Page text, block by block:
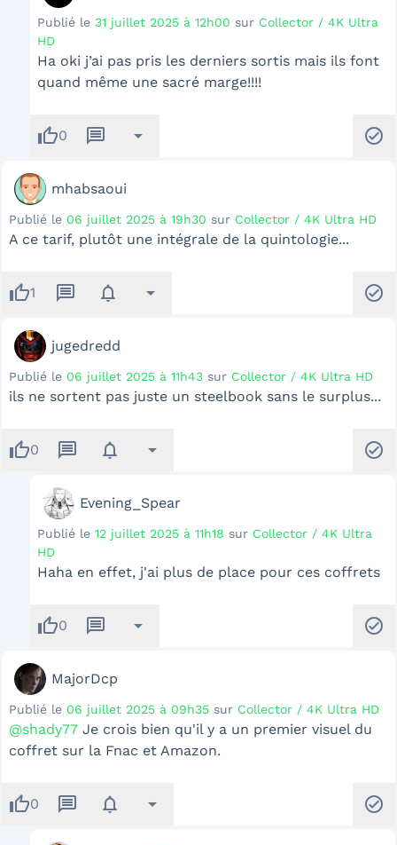
Publié le 31 juillet 2025 à 12h00 sur Collector / 4K Ultra
HD
Ha oki j’ai pas pris les derniers sortis mais ils font
quand même une sacré marge!!!!
thumb_up0 message arrow_drop_down check_circle
mhabsaoui
Publié le 06 juillet 2025 à 19h30 sur Collector / 4K Ultra HD
A ce tarif, plutôt une intégrale de la quintologie...
thumb_up1 message notifications arrow_drop_down check_circle
jugedredd
Publié le 06 juillet 2025 à 11h43 sur Collector / 4K Ultra HD
ils ne sortent pas juste un steelbook sans le surplus...
thumb_up0 message notifications arrow_drop_down check_circle
Evening_Spear
Publié le 12 juillet 2025 à 11h18 sur Collector / 4K Ultra
HD
Haha en effet, j'ai plus de place pour ces coffrets
thumb_up0 message arrow_drop_down check_circle
MajorDcp
Publié le 06 juillet 2025 à 09h35 sur Collector / 4K Ultra HD
@shady77 Je crois bien qu'il y a un premier visuel du
coffret sur la Fnac et Amazon.
thumb_up0 message notifications arrow_drop_down check_circle